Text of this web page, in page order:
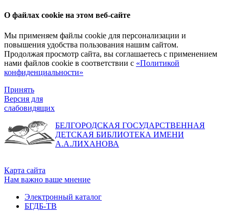
О файлах cookie на этом веб-сайте
Мы применяем файлы cookie для персонализации и
повышения удобства пользования нашим сайтом.
Продолжая просмотр сайта, вы соглашаетесь с применением
нами файлов cookie в соответствии с «Политикой
конфиденциальности»
Принять
Версия для
слабовидящих
БЕЛГОРОДСКАЯ ГОСУДАРСТВЕННАЯ
ДЕТСКАЯ БИБЛИОТЕКА ИМЕНИ
А.А.ЛИХАНОВА
Карта сайта
Нам важно ваше мнение
Электронный каталог
БГДБ-ТВ